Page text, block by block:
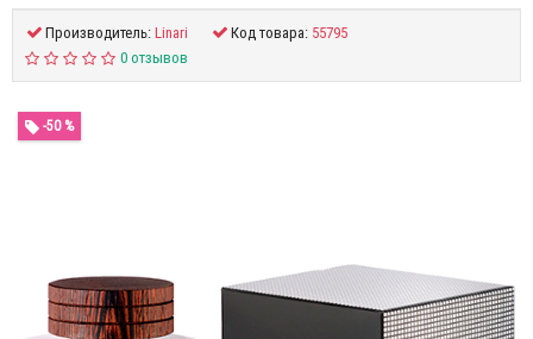
Производитель:Linari Код товара: 55795
0 отзывов
-50 %